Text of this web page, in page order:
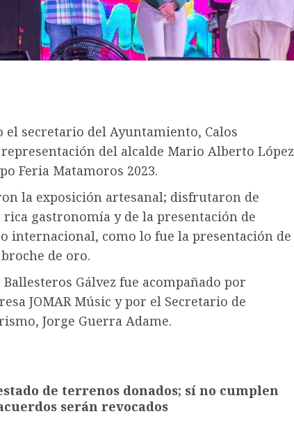
el secretario del Ayuntamiento, Calos
del alcalde Mario Alberto López
Feria Matamoros 2023.
la exposición artesanal; disfrutaron de
gastronomía y de la presentación de
internacional, como lo fue la presentación de
de oro.
Gálvez fue acompañado por
JOMAR Músic y por el Secretario de
Jorge Guerra Adame.
de terrenos donados; sí no cumplen
serán revocados